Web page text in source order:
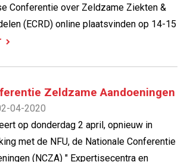
Conferentie over Zeldzame Ziekten &
(ECRD) online plaatsvinden op 14-15
Zeldzame Aandoeningen
04-2020
op donderdag 2 april, opnieuw in
met de NFU, de Nationale Conferentie
(NCZA) " Expertisecentra en